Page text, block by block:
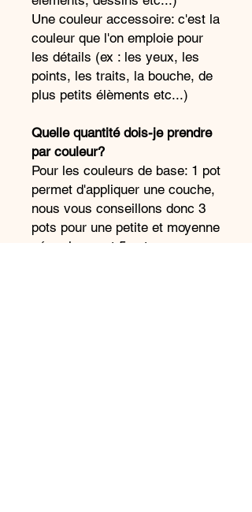
Une couleur accessoire: c'est la
couleur que l'on emploie pour
les détails (ex : les yeux, les
points, les traits, la bouche, de
plus petits élèments etc...)
Quelle quantité dois-je prendre
par couleur?
Pour les couleurs de base: 1 pot
permet d'appliquer une couche,
nous vous conseillons donc 3
pots pour une petite et moyenne
céramiques et 5 pots pour une